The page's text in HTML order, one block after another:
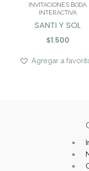
INVITACIONES BODA
INTERACTIVA
SANTI Y SOL
$1.500
Agregar a
Main
Menu